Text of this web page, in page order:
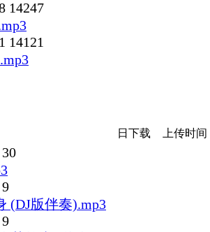
14247
14121
上传时间
日下载
30
9
(DJ版伴奏).mp3
9